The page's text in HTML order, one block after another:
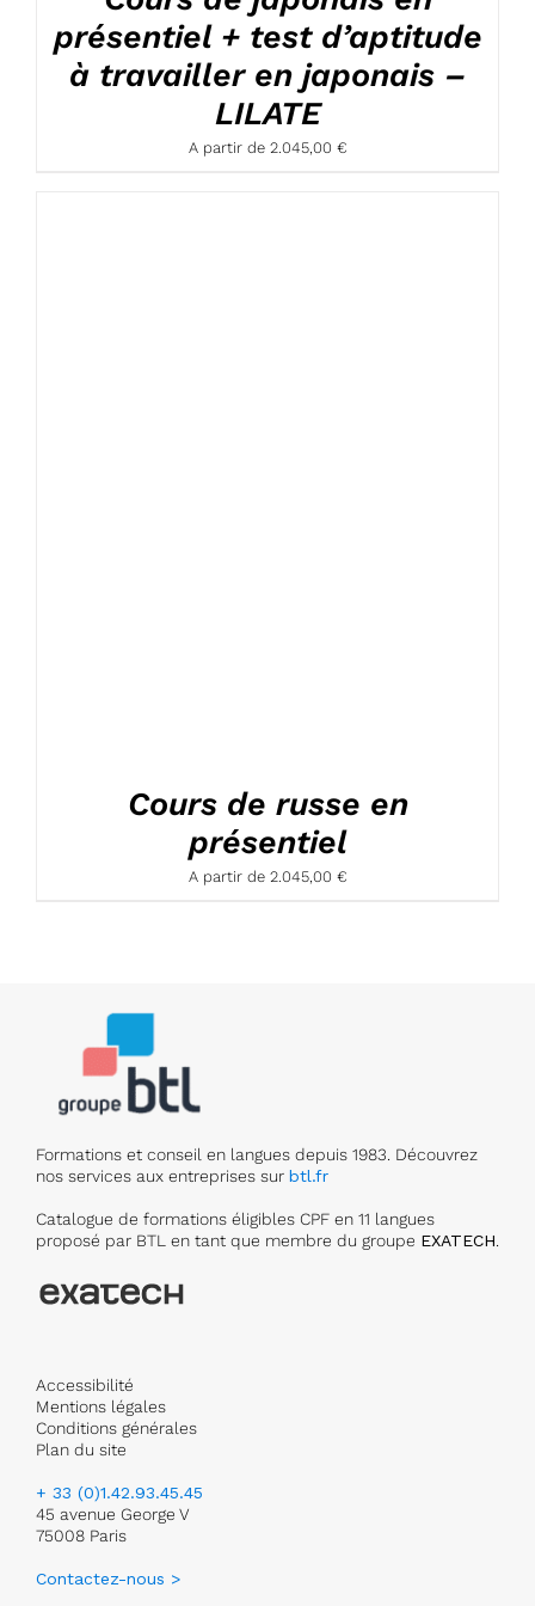
présentiel + test d’aptitude
à travailler en japonais –
LILATE
A partir de 2.045,00 €
Cours de russe en
présentiel
A partir de 2.045,00 €
Formations et conseil en langues depuis 1983. Découvrez
nos services aux entreprises sur btl.fr
Catalogue de formations éligibles CPF en 11 langues
proposé par BTL en tant que membre du groupe EXATECH
Accessibilité
Mentions légales
Conditions générales
Plan du site
+ 33 (0)1.42.93.45.45
45 avenue George V
75008 Paris
Contactez-nous >